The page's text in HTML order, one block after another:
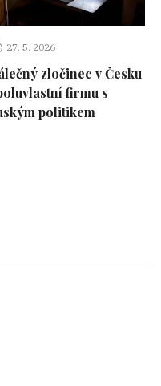
27. 5. 2026
zločinec v Česku
firmu s
politikem